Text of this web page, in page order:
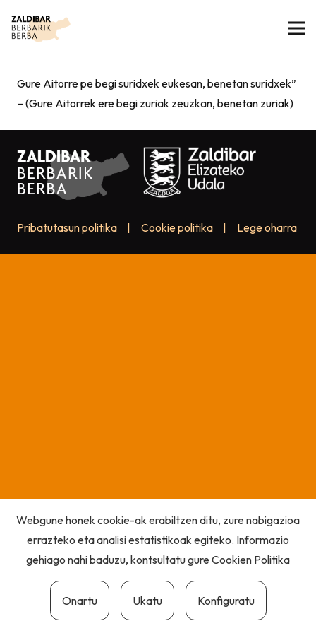
Gure Aitorre pe begi suridxek eukesan, benetan suridxek”
– (Gure Aitorrek ere begi zuriak zeuzkan, benetan zuriak)
Pribatutasun politika Cookie politika Lege oharra
Webgune honek cookie-ak erabiltzen ditu, zure nabigazioa
errazteko eta analisi estatistikoak egiteko. Informazio
gehiago nahi baduzu, kontsultatu gureCookien Politika
Onartu Ukatu Konfiguratu